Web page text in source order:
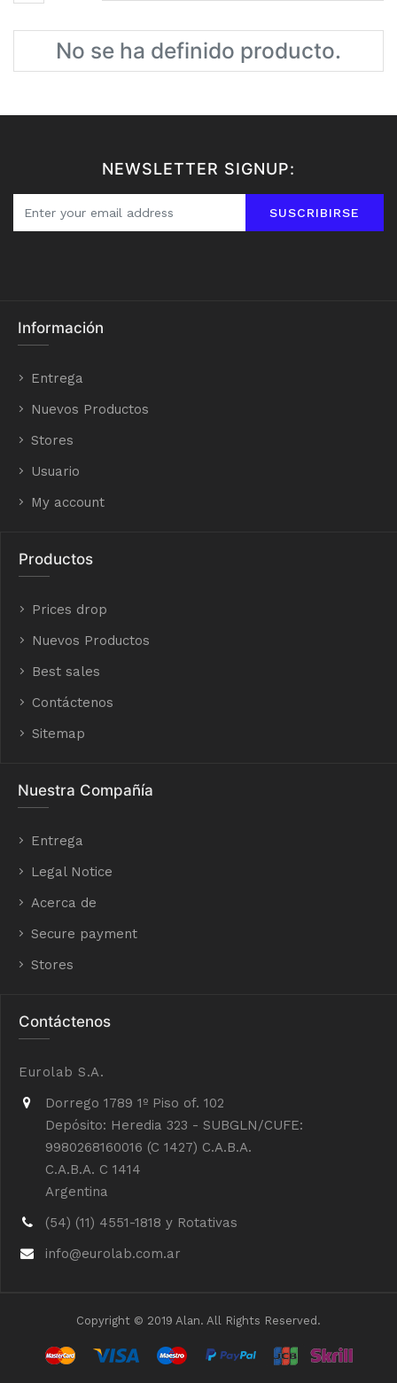
No se ha definido producto.
NEWSLETTER SIGNUP:
SUSCRIBIRSE
Información
Entrega
Nuevos Productos
Stores
Usuario
My account
Productos
Prices drop
Nuevos Productos
Best sales
Contáctenos
Sitemap
Nuestra Compañía
Entrega
Legal Notice
Acerca de
Secure payment
Stores
Contáctenos
Eurolab S.A.
Dorrego 1789 1º Piso of. 102
Depósito: Heredia 323 - SUBGLN/CUFE:
9980268160016 (C 1427) C.A.B.A.
C.A.B.A. C 1414
Argentina
(54) (11) 4551-1818 y Rotativas
info@eurolab.com.ar
Copyright © 2019 Alan. All Rights Reserved.